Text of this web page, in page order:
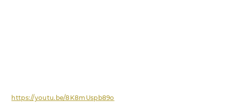
https://youtu.be/8K8mUspb89o